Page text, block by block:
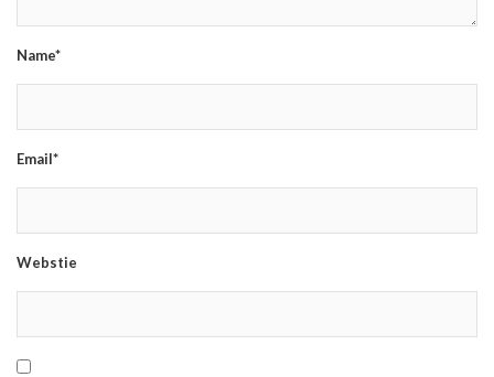
Name*
Email*
Webstie